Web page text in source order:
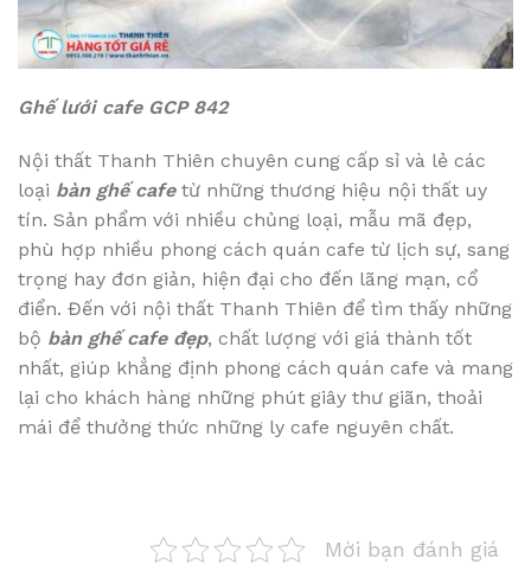
Ghế lưới cafe GCP 842
Nội thất Thanh Thiên chuyên cung cấp sỉ và lẻ các
loại bàn ghế cafetừ những thương hiệu nội thất uy
tín. Sản phẩm với nhiều chủng loại, mẫu mã đẹp,
phù hợp nhiều phong cách quán cafe từ lịch sự, sang
trọng hay đơn giản, hiện đại cho đến lãng mạn, cổ
điển. Đến với nội thất Thanh Thiên để tìm thấy những
bộ bàn ghế cafe đẹp, chất lượng với giá thành tốt
nhất, giúp khẳng định phong cách quán cafe và mang
lại cho khách hàng những phút giây thư giãn, thoải
mái để thưởng thức những ly cafe nguyên chất.
Mời bạn đánh giá